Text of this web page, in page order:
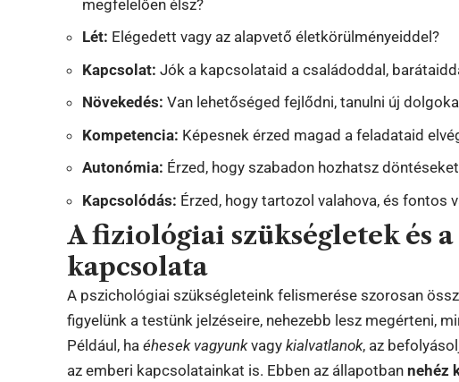
megfelelően élsz?
Lét: Elégedett vagy az alapvető életkörülményeiddel?
Kapcsolat: Jók a kapcsolataid a családoddal,
Növekedés: Van lehetőséged fejlődni, tanulni új
Kompetencia: Képesnek érzed magad a feladataid
Autonómia: Érzed, hogy szabadon hozhatsz
Kapcsolódás: Érzed, hogy tartozol valahova, és fontos
A fiziológiai szükségletek és
kapcsolata
A pszichológiai szükségleteink felismerése szorosan
figyelünk a testünk jelzéseire, nehezebb lesz megérteni,
Például, haéhesek vagyunkvagykialvatlanok, az
az emberi kapcsolatainkat is. Ebben az állapotbannehéz